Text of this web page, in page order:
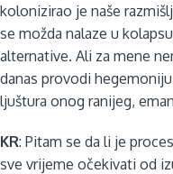
kolonizirao je naše
se možda nalaze u
alternative. Ali za mene
danas provodi
ljuštura onog ranijeg,
KR: Pitam se da li je
sve vrijeme očekivati od